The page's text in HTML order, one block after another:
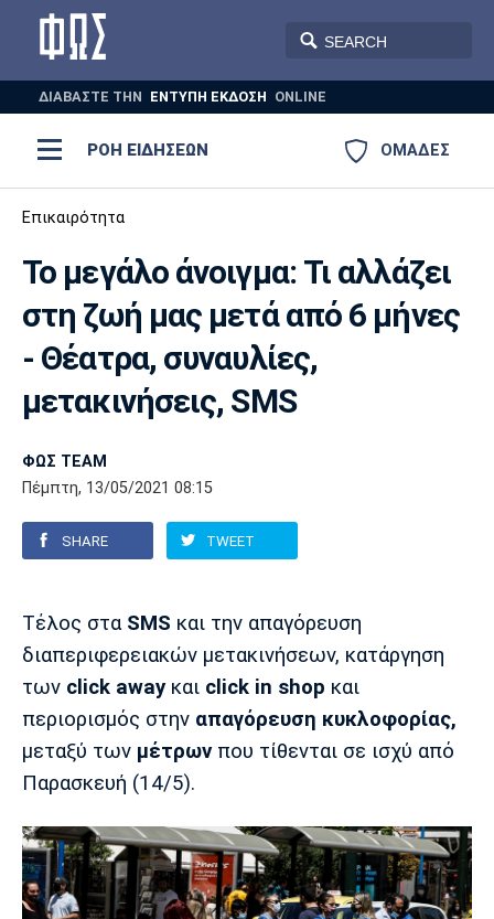
ΔΙΑΒΑΣΤΕ THN ΕΝΤΥΠΗ ΕΚΔΟΣΗ ONLINE
ΟΜΑΔΕΣ
ΡΟΗ ΕΙΔΗΣΕΩΝ
ΠΟΔΟΣΦΑΙΡΟ
ΒΟΛΕΪ ΣΠΟΡ
AUTO-MOTO PLUS
Ποδόσφαιρο
Super League 1
Super League 2
Γ Εθνική
Champions League
Europa League
Διεθνή
Euro
Εθνικές Ομάδες
Κύπελλο
Διαιτησία
Μπάσκετ
Ελλάδα
ΝΒΑ
Α Γυναικών
Κύπελλο
EuroCup
Basket League
Α2 Μπάσκετ
FIBA World Cup 2023
Ολυμπιακοί Αγώνες
Τένις
Σπορ
Γυμναστική
Κολύμβηση
Χάντμπολ
Αυτοκίνητο
Formula 1
Μοτοσυκλέτα
Tech
Gaming
Gadgets
Smartphones
Plus
Θέατρο
Σινεμά
Ευ ζην
Blogs
Η Εφημερίδα
Πρωτοσέλιδα
Ολυμπιακός ΑΕΚ ΠΑΟΚ
Αστέρας
ΠΑΣ Γιάννινα
Παναιτωλικός Λαμία ΑΕΛ
Σμύρνης
Επικαιρότητα
Το μεγάλο άνοιγμα: Τι αλλάζει
στη ζωή μας μετά από 6 μήνες
- Θέατρα, συναυλίες,
μετακινήσεις, SMS
ΦΩΣ TEAM
Πέμπτη, 13/05/2021 08:15
SHARE TWEET
Τέλος στα SMS και την απαγόρευση
διαπεριφερειακών μετακινήσεων, κατάργηση
των click awayκαι click in shop και
περιορισμός στην απαγόρευση κυκλοφορίας,
μεταξύ των μέτρωνπου τίθενται σε ισχύ από
Παρασκευή (14/5).